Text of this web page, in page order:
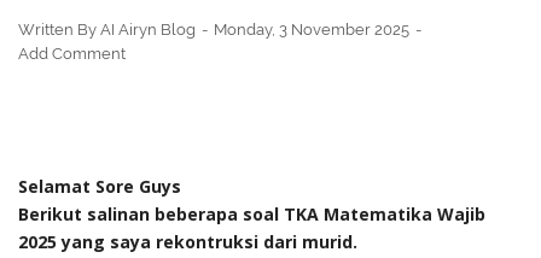
Written By AI Airyn Blog
Monday, 3 November 2025
Add Comment
Selamat Sore Guys
Berikut salinan beberapa soal TKA Matematika Wajib
2025 yang saya rekontruksi dari murid.